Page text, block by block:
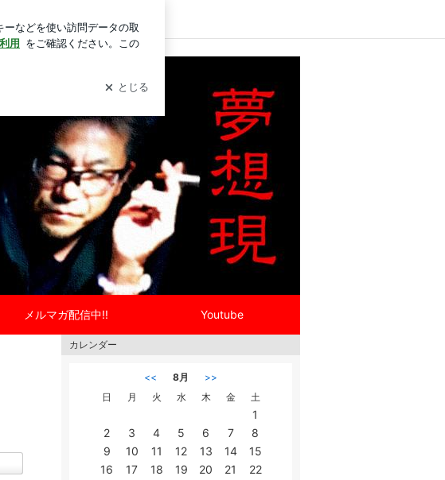
ログイン
カレンダー
<< 8月
>>
日
月 火 水 木 金 土
1
2
3 4 5 6 7
8
9
10 11 12 13 14
15
16
17 18 19 20 21
22
メルマガ配信中!! Youtube